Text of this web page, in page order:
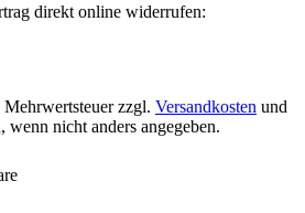
direkt online widerrufen:
zzgl. Versandkosten und
wenn nicht anders angegeben.